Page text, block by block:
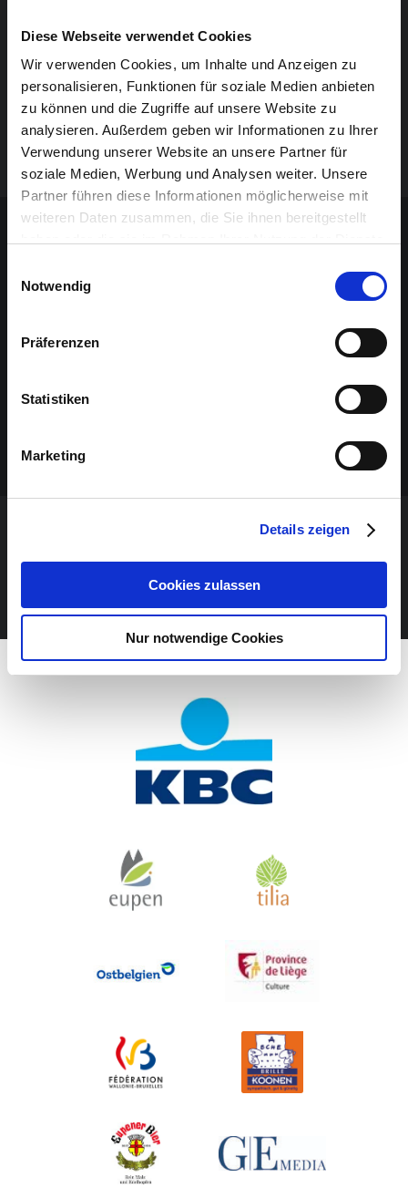
Diese Webseite verwendet Cookies
Wir verwenden Cookies, um Inhalte und Anzeigen zu
personalisieren, Funktionen für soziale Medien anbieten
zu können und die Zugriffe auf unsere Website zu
analysieren. Außerdem geben wir Informationen zu Ihrer
Verwendung unserer Website an unsere Partner für
soziale Medien, Werbung und Analysen weiter. Unsere
Partner führen diese Informationen möglicherweise mit
weiteren Daten zusammen, die Sie ihnen bereitgestellt
Notwendig
Präferenzen
Statistiken
Marketing
Details zeigen
Cookies zulassen
Nur notwendige Cookies
@live die Zuschauer mit allen neuen und alten
bekannten Karnevalshits. Kurzum, ein perfekter
Einstieg in die neue Session.
Ganz egal ob kostümiert oder nicht – jeder Jeck und
jeder, der einer werden möchte, ist willkommen.
Sponsoren-Inhalt
JETZT UNSEREN NEWSLETTER ABONNIEREN